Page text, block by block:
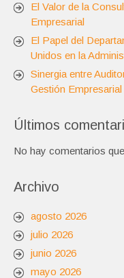
El Valor de la
Empresarial
El Papel del
Unidos en la
Sinergia entre
Gestión Empresarial
Últimos
No hay comentarios
Archivo
agosto 2026
julio 2026
junio 2026
mayo 2026